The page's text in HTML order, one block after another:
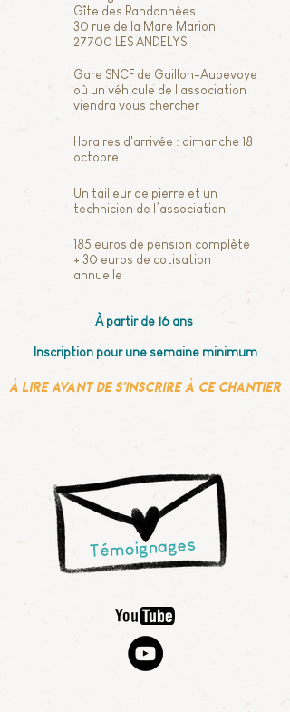
Gîte des Randonnées
30 rue de la Mare Marion
27700 LES ANDELYS
Gare SNCF de Gaillon-Aubevoye
où un véhicule de l'association
viendra vous chercher
Horaires d'arrivée : dimanche 18
octobre
Un tailleur de pierre et un
technicien de l’association
185 euros de pension complète
+ 30 euros de cotisation
annuelle
À partir de 16 ans
Inscription pour une semaine minimum
À lire avant de s'inscrire à ce chantier
Témoignages